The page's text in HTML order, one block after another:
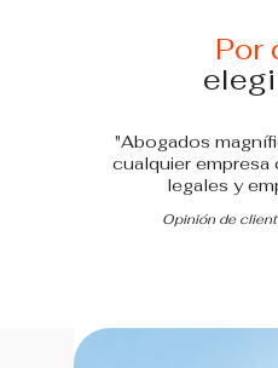
Por
"Abogados
cualquier
legales y
Opinión de